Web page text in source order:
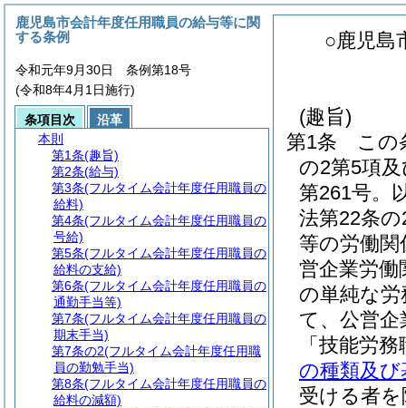
○鹿児島
(趣旨)
第1条
この
の2第5項
第261号。
法第22条
等の労働
営企業労働
の単純な
て、公営
「技能労
の種類及
受ける者
鹿児島市会計年度任用職員の給与等に関
する条例
令和元年9月30日 条例第18号
(令和8年4月1日施行)
条項目次
沿革
本則
第1条(趣旨)
第2条(給与)
第3条(フルタイム会計年度任用職員の
給料)
第4条(フルタイム会計年度任用職員の
号給)
第5条(フルタイム会計年度任用職員の
給料の支給)
第6条(フルタイム会計年度任用職員の
通勤手当等)
第7条(フルタイム会計年度任用職員の
期末手当)
第7条の2(フルタイム会計年度任用職
員の勤勉手当)
第8条(フルタイム会計年度任用職員の
給料の減額)